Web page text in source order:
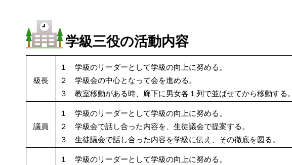
学級三役の活動内容
級長
１　学級のリーダーとして学級の向上に努める。
２　学級会の中心となって会を進める。
３　教室移動がある時、廊下に男女各１列で並ばせてから移動する。
議員
１　学級のリーダーとして学級の向上に努める。
２　学級会で話し合った内容を、生徒議会で提案する。
３　生徒議会で話し合った内容を学級に伝え、その徹底を図る。
１　学級のリーダーとして学級の向上に努める。